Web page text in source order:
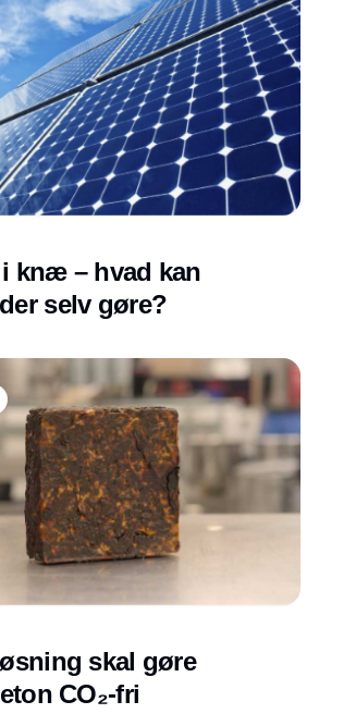
knæ – hvad kan
selv gøre?
skal gøre
CO₂-fri